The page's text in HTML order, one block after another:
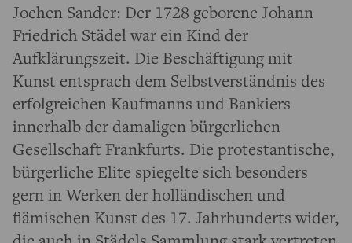
Jochen Sander: Der 1728 geborene Johann
Friedrich Städel war ein Kind der
Aufklärungszeit. Die Beschäftigung mit
Kunst entsprach dem Selbstverständnis des
erfolgreichen Kaufmanns und Bankiers
innerhalb der damaligen bürgerlichen
Gesellschaft Frankfurts. Die protestantische,
bürgerliche Elite spiegelte sich besonders
gern in Werken der holländischen und
flämischen Kunst des 17. Jahrhunderts wider,